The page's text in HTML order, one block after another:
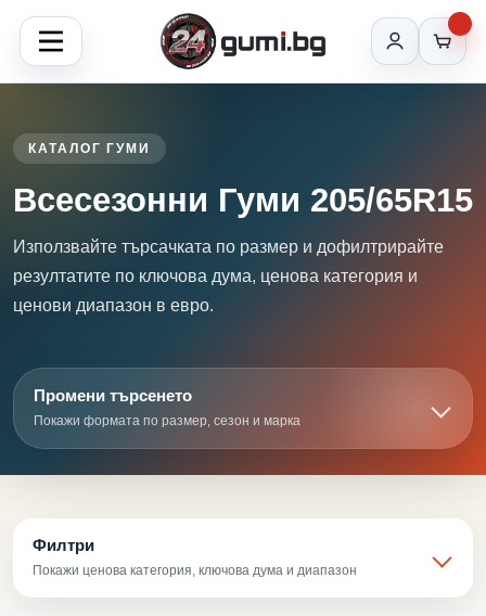
КАТАЛОГ ГУМИ
Всесезонни Гуми 205/65R15
Използвайте търсачката по размер и дофилтрирайте
резултатите по ключова дума, ценова категория и
ценови диапазон в евро.
Промени търсенето
Покажи формата по размер, сезон и марка
Филтри
Покажи ценова категория, ключова дума и диапазон